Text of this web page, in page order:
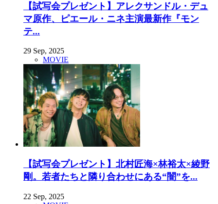
【試写会プレゼント】アレクサンドル・デュ
マ原作、ピエール・ニネ主演最新作『モン
テ...
29 Sep, 2025
MOVIE
【試写会プレゼント】北村匠海×林裕太×綾野
剛。若者たちと隣り合わせにある“闇”を...
22 Sep, 2025